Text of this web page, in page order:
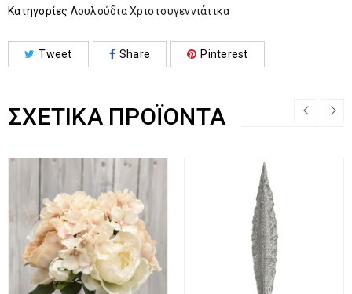
Κατηγορίες Λουλούδια Χριστουγεννιάτικα
Tweet Share Pinterest
ΣΧΕΤΙΚΆ ΠΡΟΪΌΝΤΑ